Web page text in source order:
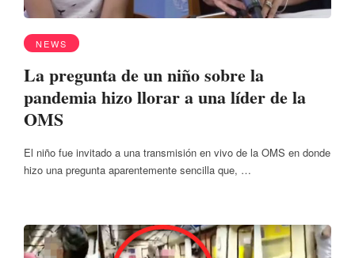
NEWS
La pregunta de un niño sobre la
pandemia hizo llorar a una líder de la
OMS
El niño fue invitado a una transmisión en vivo de la OMS en donde
hizo una pregunta aparentemente sencilla que, …